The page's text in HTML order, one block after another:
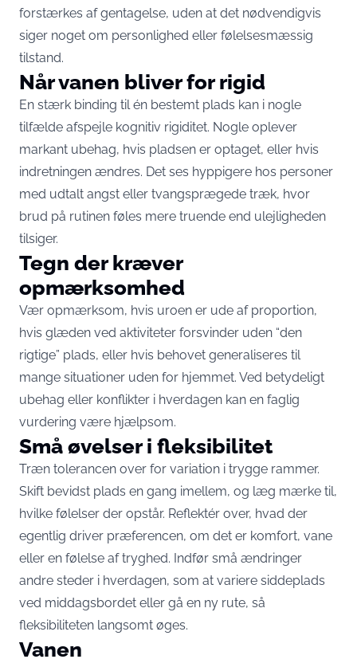
forstærkes af gentagelse, uden at det nødvendigvis
siger noget om personlighed eller følelsesmæssig
tilstand.
Når vanen bliver for rigid
En stærk binding til én bestemt plads kan i nogle
tilfælde afspejle kognitiv rigiditet. Nogle oplever
markant ubehag, hvis pladsen er optaget, eller hvis
indretningen ændres. Det ses hyppigere hos personer
med udtalt angst eller tvangsprægede træk, hvor
brud på rutinen føles mere truende end ulejligheden
tilsiger.
Tegn der kræver
opmærksomhed
Vær opmærksom, hvis uroen er ude af proportion,
hvis glæden ved aktiviteter forsvinder uden “den
rigtige” plads, eller hvis behovet generaliseres til
mange situationer uden for hjemmet. Ved betydeligt
ubehag eller konflikter i hverdagen kan en faglig
vurdering være hjælpsom.
Små øvelser i fleksibilitet
Træn tolerancen over for variation i trygge rammer.
Skift bevidst plads en gang imellem, og læg mærke til,
hvilke følelser der opstår. Reflektér over, hvad der
egentlig driver præferencen, om det er komfort, vane
eller en følelse af tryghed. Indfør små ændringer
andre steder i hverdagen, som at variere siddeplads
ved middagsbordet eller gå en ny rute, så
fleksibiliteten langsomt øges.
Vanen